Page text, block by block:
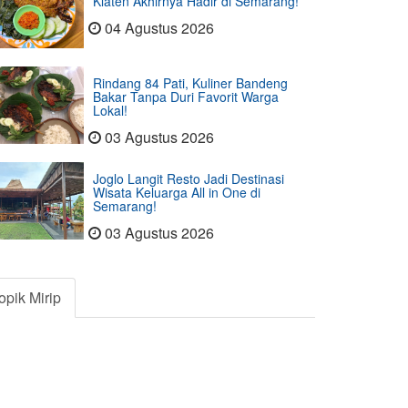
04 Agustus 2026
Rindang 84 Pati, Kuliner Bandeng
Bakar Tanpa Duri Favorit Warga
Lokal!
03 Agustus 2026
Joglo Langit Resto Jadi Destinasi
Wisata Keluarga All in One di
Semarang!
03 Agustus 2026
Mirip